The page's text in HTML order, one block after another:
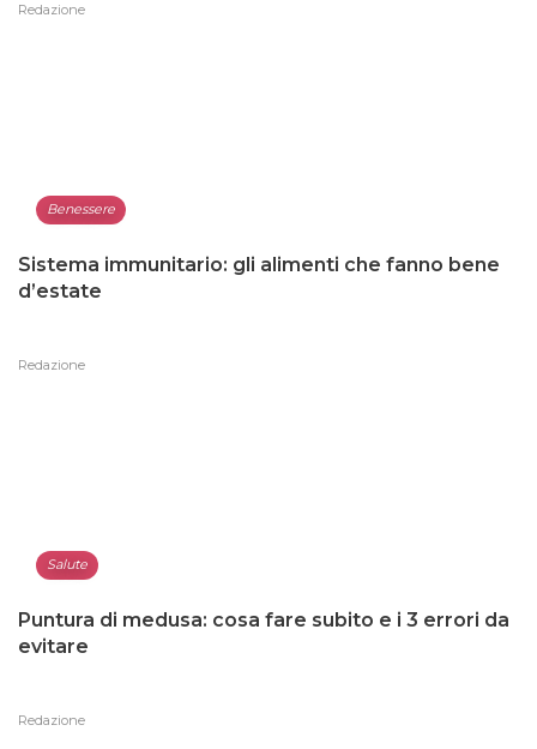
Redazione
Benessere
Sistema immunitario: gli alimenti che fanno bene
d’estate
Redazione
Salute
Puntura di medusa: cosa fare subito e i 3 errori da
evitare
Redazione